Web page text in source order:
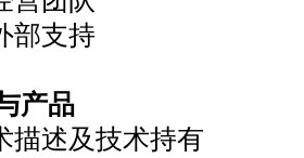
持
产品
述及技术持有